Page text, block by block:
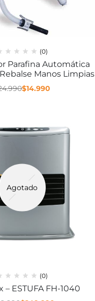
(0)
Parafina Automática
Manos Limpias
$14.990
Agotado
(0)
– ESTUFA FH-1040